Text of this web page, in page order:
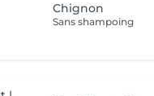
Chignon
Sans shampoing